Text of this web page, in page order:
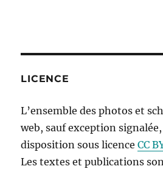
LICENCE
L’ensemble des photos et
web, sauf exception
disposition sous licenceCC
Les textes et publications